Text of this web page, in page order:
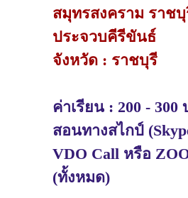
สมุทรสงคราม ราช
ประจวบคีรีขันธ์
จังหวัด : ราชบุรี
ค่าเรียน : 200 - 300
สอนทางสไกป์
VDO Call หรือ
(ทั้งหมด)